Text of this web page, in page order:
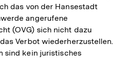
das von der Hansestadt
angerufene
(OVG) sich nicht dazu
Verbot wiederherzustellen.
sind kein juristisches